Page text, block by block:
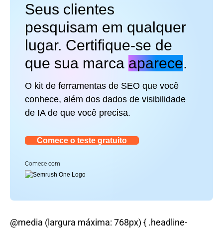
Seus clientes
pesquisam em qualquer
lugar. Certifique-se de
que sua marca aparece.
O kit de ferramentas de SEO que você
conhece, além dos dados de visibilidade
de IA de que você precisa.
Comece o teste gratuito
Comece com
@media (largura máxima: 768px) { .headline-